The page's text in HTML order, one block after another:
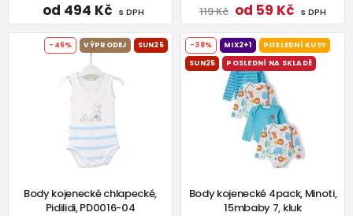
od 494 Kč s DPH
119 Kč od 59 Kč s DPH
-46% VÝPRODEJ SUN25
Body kojenecké chlapecké,
Pidilidi, PD0016-04
-38% MIX2+1
POSLEDNÍ KUSY
SUN25
POSLEDNÍ NA SKLADĚ
Body kojenecké 4pack, Minoti,
15mbaby 7, kluk